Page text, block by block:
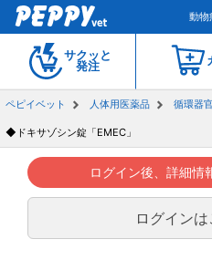
動物
サクッと
発注
ペピイベット 人体用医薬品 循環器
◆ドキサゾシン錠「EMEC」
ログイン後、詳細
ログイン